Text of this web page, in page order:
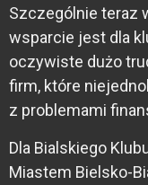
Szczególnie teraz
wsparcie jest dla
oczywiste dużo
firm, które
z problemami
Dla Bialskiego
Miastem Bielsko-